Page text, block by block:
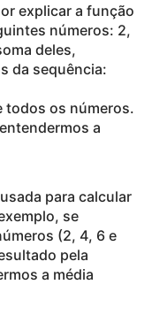
explicar a função
números: 2,
deles,
da sequência:
todos os números.
a
para calcular
se
(2, 4, 6 e
pela
a média